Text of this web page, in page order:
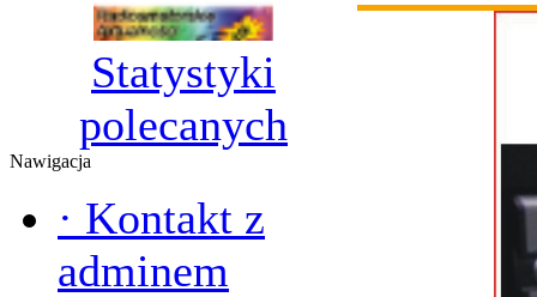
Statystyki
polecanych
Nawigacja
· Kontakt z
adminem